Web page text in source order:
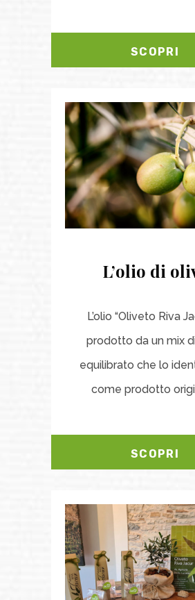
SCOPRI
L’olio di
L’olio “Oliveto Riva
prodotto da un mix
equilibrato che lo
come prodotto
SCOPRI